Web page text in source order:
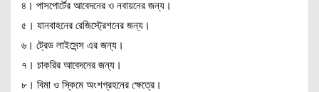
৪। পাসপোর্টের আবেদনের ও নবায়নের জন্য।
৫। যানবাহনের রেজিস্ট্রেশনের জন্য।
৬। ট্রেড লাইসেন্স এর জন্য।
৭। চাকরির আবেদনের জন্য।
৮। বিমা ও স্কিমে অংশগ্রহনের ক্ষেত্রে।